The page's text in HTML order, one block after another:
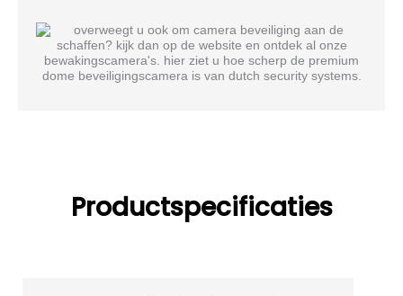
Productspecificaties